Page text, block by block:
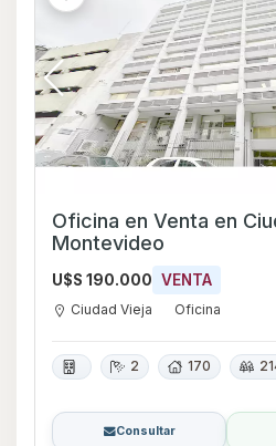
Oficina en Venta en Ciudad Vieja,
Montevideo
U$S 190.000 VENTA
Ciudad Vieja Oficina
2 170
Consultar